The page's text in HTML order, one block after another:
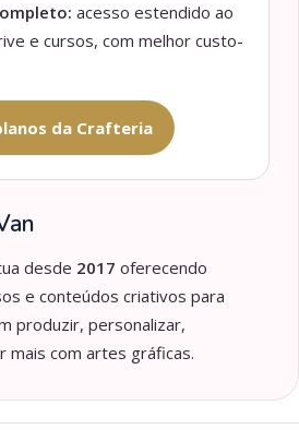
acesso estendido ao
e cursos, com melhor custo-
da Crafteria
desde 2017 oferecendo
e conteúdos criativos para
produzir, personalizar,
mais com artes gráficas.